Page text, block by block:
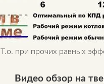
Т.о. при прочих равных
Видео обзор на